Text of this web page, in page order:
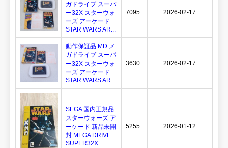
ガドライブ スーパ
ー32X スターウォ
ーズ アーケード
STAR WARS AR...
7095 2026-02-17
動作保証品 MD メ
ガドライブ スーパ
ー32X スターウォ
ーズ アーケード
STAR WARS AR...
3630 2026-02-17
SEGA 国内正規品
スターウォーズ ア
ーケード 新品未開
封 MEGA DRIVE
SUPER32X...
5255 2026-01-12